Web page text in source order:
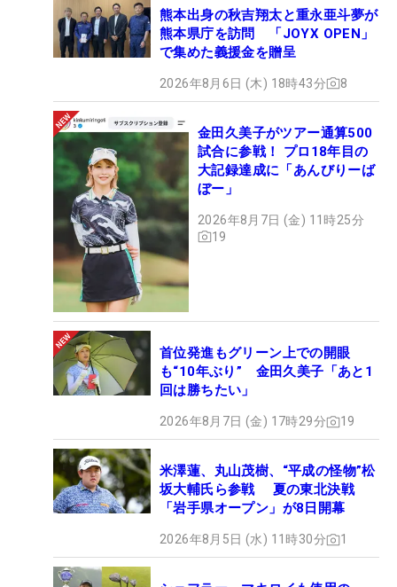
熊本出身の秋吉翔太と重永亜斗夢が
熊本県庁を訪問 「JOYX OPEN」
で集めた義援金を贈呈
2026年8月6日 (木) 18時43分 8
金田久美子がツアー通算500
試合に参戦！ プロ18年目の
大記録達成に「あんびりーば
ぼー」
2026年8月7日 (金) 11時25分
19
首位発進もグリーン上での開眼
も“10年ぶり” 金田久美子「あと1
回は勝ちたい」
2026年8月7日 (金) 17時29分 19
米澤蓮、丸山茂樹、“平成の怪物”松
坂大輔氏ら参戦 夏の東北決戦
「岩手県オープン」が8日開幕
2026年8月5日 (水) 11時30分 1